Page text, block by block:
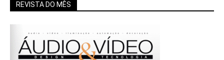
REVISTA DO MÊS